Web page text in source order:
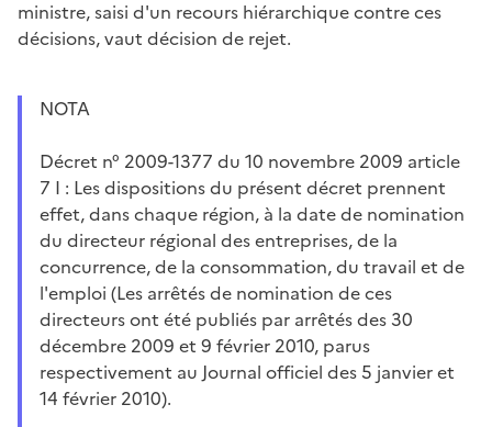
ministre, saisi d'un recours hiérarchique contre ces
décisions, vaut décision de rejet.
NOTA
Décret n° 2009-1377 du 10 novembre 2009 article
7 I : Les dispositions du présent décret prennent
effet, dans chaque région, à la date de nomination
du directeur régional des entreprises, de la
concurrence, de la consommation, du travail et de
l'emploi (Les arrêtés de nomination de ces
directeurs ont été publiés par arrêtés des 30
décembre 2009 et 9 février 2010, parus
respectivement au Journal officiel des 5 janvier et
14 février 2010).